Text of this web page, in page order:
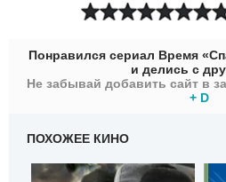
Понравился сериал Время
и делись с
Не забывай добавить сайт в
+ D
ПОХОЖЕЕ КИНО